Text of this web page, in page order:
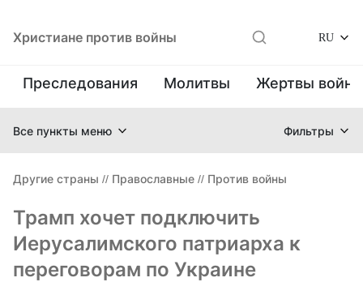
Христиане против войны RU
Преследования Молитвы Жертвы
Все пункты меню Фильтры
Другие страны // Православные // Против войны
Трамп хочет подключить
Иерусалимского патриарха к
переговорам по Украине